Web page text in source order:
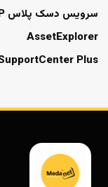
سرویس دسک پلاس MSP
AssetExplorer
Plus